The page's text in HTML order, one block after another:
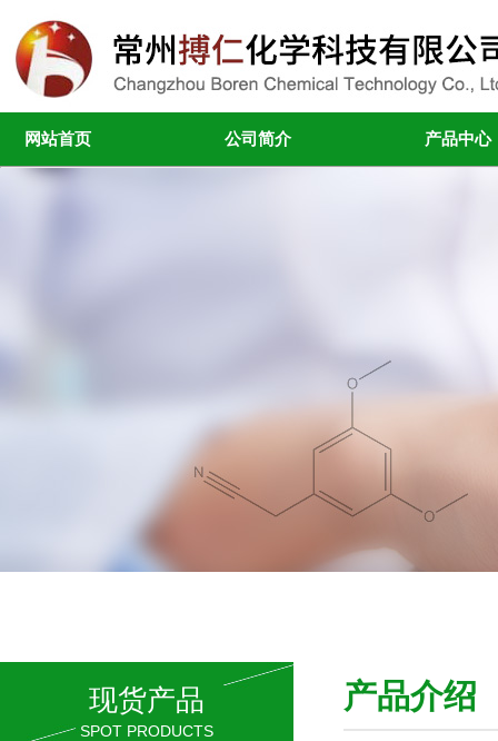
网站首页 公司简介 产品中心
现货产品
SPOT PRODUCTS
产品介